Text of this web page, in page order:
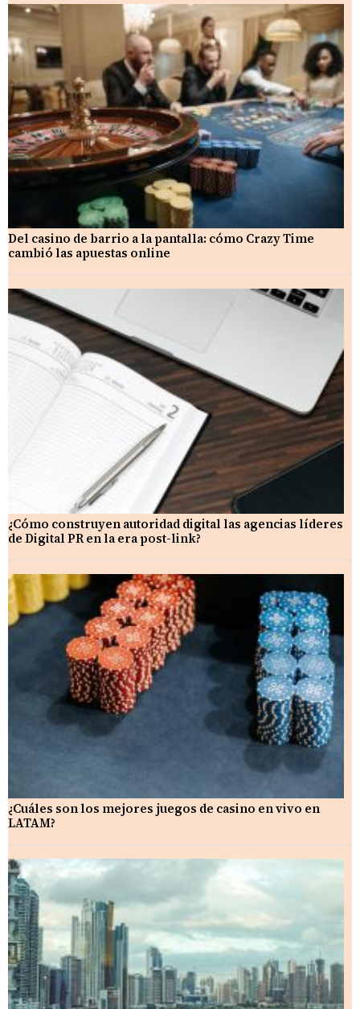
Del casino de barrio a la pantalla: cómo Crazy Time
cambió las apuestas online
¿Cómo construyen autoridad digital las agencias líderes
de Digital PR en la era post-link?
¿Cuáles son los mejores juegos de casino en vivo en
LATAM?